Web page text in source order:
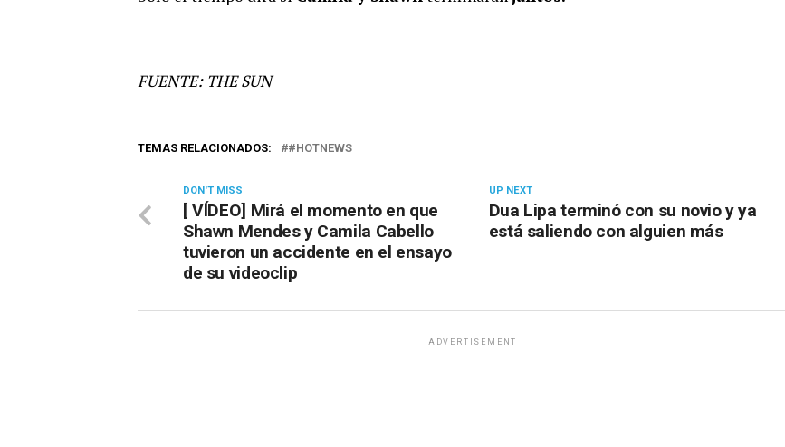
FUENTE: THE SUN
TEMAS RELACIONADOS: #HOTNEWS
UP NEXT
Dua Lipa terminó con su novio y ya
está saliendo con alguien más
DON'T MISS
[ VÍDEO] Mirá el momento en que
Shawn Mendes y Camila Cabello
tuvieron un accidente en el ensayo
de su videoclip
ADVERTISEMENT